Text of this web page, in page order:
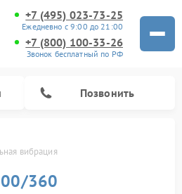
+7 (495) 023-73-25
Ежедневно с 9:00 до 21:00
+7 (800) 100-33-26
Звонок бесплатный по РФ
Позвонить
вибрация
360